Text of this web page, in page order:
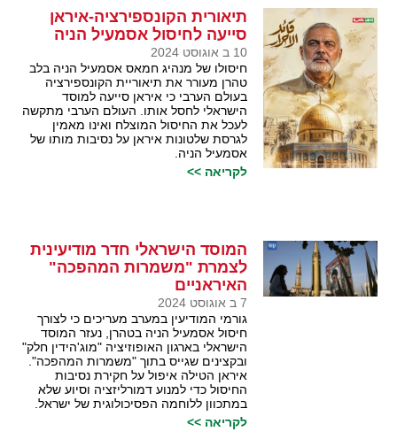
תיאורית הקונספירציה-איראן
סייעה לחיסול אסמעיל הניה
10 ב אוגוסט 2024
חיסולו של מנהיג חמאס אסמעיל הניה בלב
טהרן מעורר את תיאוריית הקונספירציה
בעולם הערבי כי איראן סייעה למוסד
הישראלי לחסל אותו. העולם הערבי מתקשה
לעכל את החיסול המוצלח ואינו מאמין
לגרסת שלטונות איראן על נסיבות מותו של
אסמעיל הניה.
לקריאה >>
המוסד הישראלי חדר מודיעינית
לצמרת "משמרות המהפכה"
האיראניים
7 ב אוגוסט 2024
גורמי המודיעין במערב מעריכים כי לצורך
חיסול אסמעיל הניה בטהרן, נעזר המוסד
הישראלי בארגון האופוזיציה "מוג'הידין חלק"
ובקצינים שגייס בתוך "משמרות המהפכה".
איראן הטילה איפול על חקירת נסיבות
החיסול כדי למנוע דמורליזציה וסיוע שלא
במתכוון ללוחמה הפסיכולוגית של ישראל.
לקריאה >>